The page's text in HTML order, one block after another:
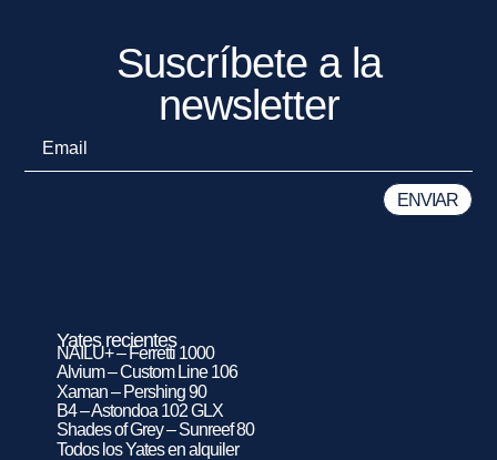
Suscríbete a la
newsletter
Yates recientes
NAILU+ – Ferretti 1000
Alvium – Custom Line 106
Xaman – Pershing 90
B4 – Astondoa 102 GLX
Shades of Grey – Sunreef 80
Todos los Yates en alquiler